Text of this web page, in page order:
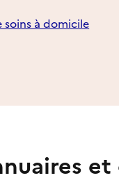
soins à domicile